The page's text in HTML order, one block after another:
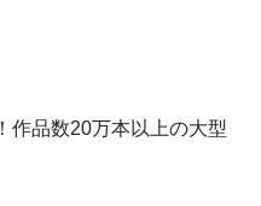
作品数20万本以上の大型